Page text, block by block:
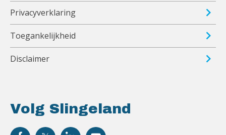
Volg Slingeland
Privacyverklaring
Toegankelijkheid
Disclaimer